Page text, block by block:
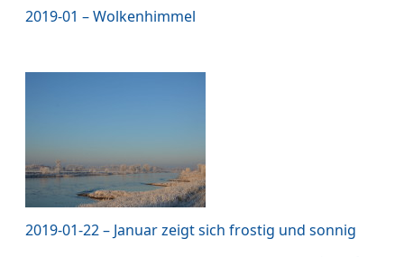
2019-01 – Wolkenhimmel
2019-01-22 – Januar zeigt sich frostig und sonnig